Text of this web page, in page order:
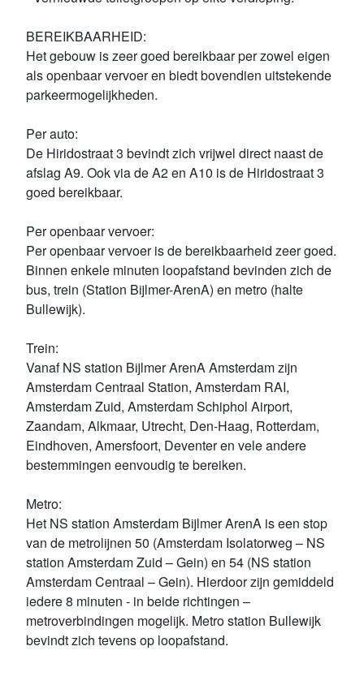
BEREIKBAARHEID:
Het gebouw is zeer goed bereikbaar per zowel eigen
als openbaar vervoer en biedt bovendien uitstekende
parkeermogelijkheden.
Per auto:
De Hiridostraat 3 bevindt zich vrijwel direct naast de
afslag A9. Ook via de A2 en A10 is de Hiridostraat 3
goed bereikbaar.
Per openbaar vervoer:
Per openbaar vervoer is de bereikbaarheid zeer goed.
Binnen enkele minuten loopafstand bevinden zich de
bus, trein (Station Bijlmer-ArenA) en metro (halte
Bullewijk).
Trein:
Vanaf NS station Bijlmer ArenA Amsterdam zijn
Amsterdam Centraal Station, Amsterdam RAI,
Amsterdam Zuid, Amsterdam Schiphol Airport,
Zaandam, Alkmaar, Utrecht, Den-Haag, Rotterdam,
Eindhoven, Amersfoort, Deventer en vele andere
bestemmingen eenvoudig te bereiken.
Metro:
Het NS station Amsterdam Bijlmer ArenA is een stop
van de metrolijnen 50 (Amsterdam Isolatorweg – NS
station Amsterdam Zuid – Gein) en 54 (NS station
Amsterdam Centraal – Gein). Hierdoor zijn gemiddeld
iedere 8 minuten - in beide richtingen –
metroverbindingen mogelijk. Metro station Bullewijk
bevindt zich tevens op loopafstand.